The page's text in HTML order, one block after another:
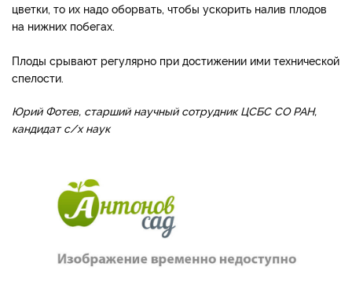
цветки, то их надо оборвать, чтобы ускорить налив плодов
на нижних побегах.
Плоды срывают регулярно при достижении ими технической
спелости.
Юрий Фотев, старший научный сотрудник ЦСБС СО РАН,
кандидат с/х наук